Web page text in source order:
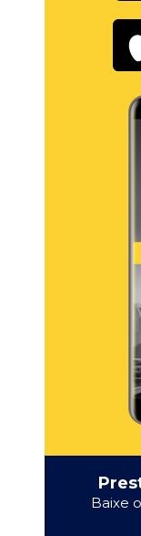
Baixe o